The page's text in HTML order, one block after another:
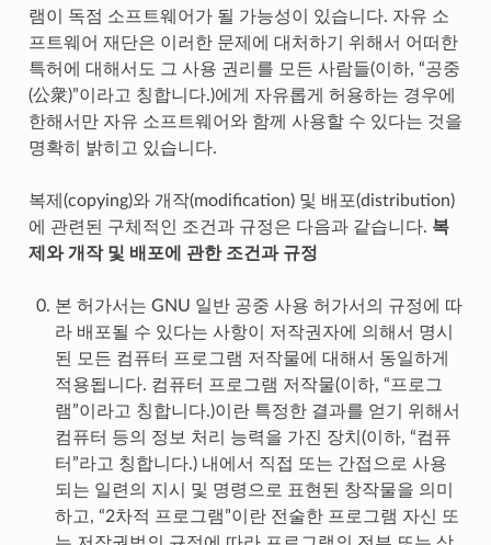
램이 독점 소프트웨어가 될 가능성이 있습니다. 자유 소
프트웨어 재단은 이러한 문제에 대처하기 위해서 어떠한
특허에 대해서도 그 사용 권리를 모든 사람들(이하, “공중
(公衆)”이라고 칭합니다.)에게 자유롭게 허용하는 경우에
한해서만 자유 소프트웨어와 함께 사용할 수 있다는 것을
명확히 밝히고 있습니다.
복제(copying)와 개작(modification) 및 배포(distribution)
에 관련된 구체적인 조건과 규정은 다음과 같습니다. 복
제와 개작 및 배포에 관한 조건과 규정
본 허가서는 GNU 일반 공중 사용 허가서의 규정에 따
라 배포될 수 있다는 사항이 저작권자에 의해서 명시
된 모든 컴퓨터 프로그램 저작물에 대해서 동일하게
적용됩니다. 컴퓨터 프로그램 저작물(이하, “프로그
램”이라고 칭합니다.)이란 특정한 결과를 얻기 위해서
컴퓨터 등의 정보 처리 능력을 가진 장치(이하, “컴퓨
터”라고 칭합니다.) 내에서 직접 또는 간접으로 사용
되는 일련의 지시 및 명령으로 표현된 창작물을 의미
하고, “2차적 프로그램”이란 전술한 프로그램 자신 또